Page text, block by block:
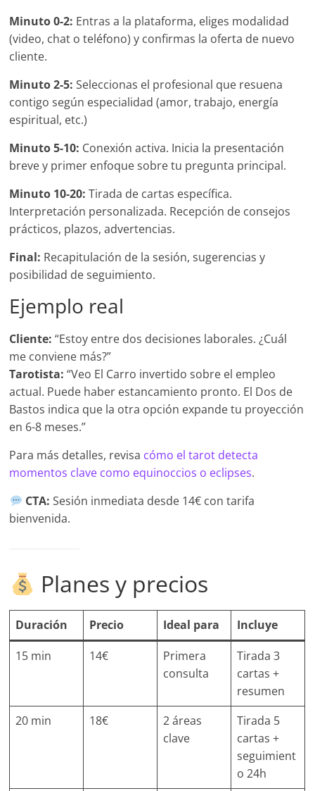
Minuto 0-2: Entras a la plataforma, eliges modalidad
(video, chat o teléfono) y confirmas la oferta de nuevo
cliente.
Minuto 2-5: Seleccionas el profesional que resuena
contigo según especialidad (amor, trabajo, energía
espiritual, etc.)
Minuto 5-10: Conexión activa. Inicia la presentación
breve y primer enfoque sobre tu pregunta principal.
Minuto 10-20: Tirada de cartas específica.
Interpretación personalizada. Recepción de consejos
prácticos, plazos, advertencias.
Final: Recapitulación de la sesión, sugerencias y
posibilidad de seguimiento.
Ejemplo real
Cliente: “Estoy entre dos decisiones laborales. ¿Cuál
me conviene más?”
Tarotista: “Veo El Carro invertido sobre el empleo
actual. Puede haber estancamiento pronto. El Dos de
Bastos indica que la otra opción expande tu proyección
en 6-8 meses.”
Para más detalles, revisa cómo el tarot detecta
momentos clave como equinoccios o eclipses.
CTA: Sesión inmediata desde 14€ con tarifa
bienvenida.
Planes y precios
Duración Precio Ideal para
Incluye
15 min
14€
Primera
consulta
Tirada 3
cartas +
resumen
20 min
18€
2 áreas
clave
Tirada 5
cartas +
seguimient
o 24h